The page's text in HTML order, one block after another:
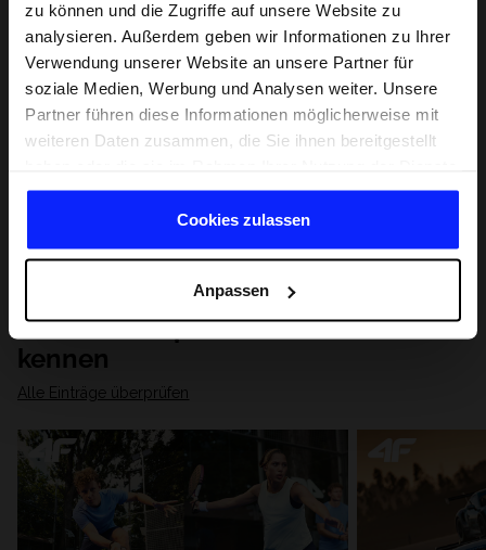
zu können und die Zugriffe auf unsere Website zu
analysieren. Außerdem geben wir Informationen zu Ihrer
Verwendung unserer Website an unsere Partner für
soziale Medien, Werbung und Analysen weiter. Unsere
Partner führen diese Informationen möglicherweise mit
weiteren Daten zusammen, die Sie ihnen bereitgestellt
gesammelt haben.
Cookies zulassen
Anpassen
Lernen Sie Sport von Grund auf
kennen
Alle Einträge überprüfen